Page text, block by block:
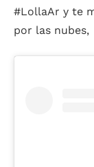
#LollaAr y te
por las nubes,